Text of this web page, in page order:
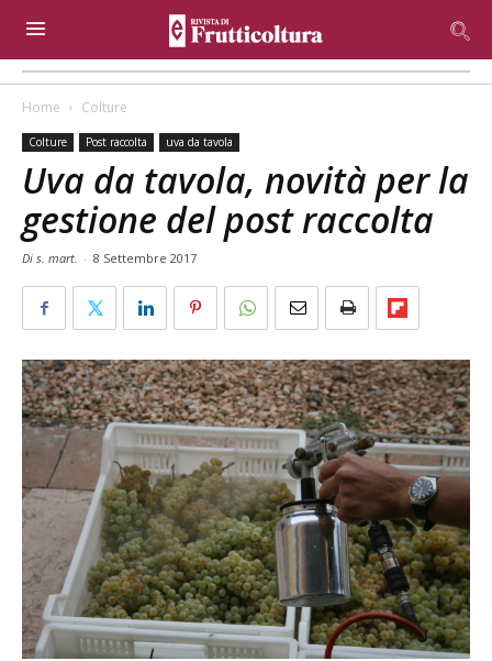
Home Colture
Colture Post raccolta uva da tavola
Uva da tavola, novità per la
gestione del post raccolta
Di s. mart. - 8 Settembre 2017